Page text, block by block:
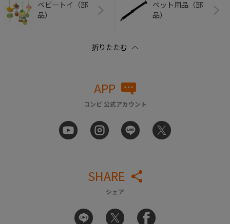
ベビートイ（部
品）
ペット用品（部
品）
APP
コンビ 公式アカウント
SHARE
シェア